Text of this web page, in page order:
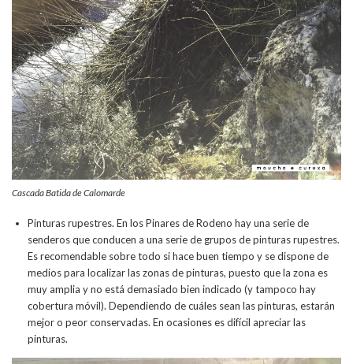
Cascada Batida de Calomarde
Pinturas rupestres. En los Pinares de Rodeno hay una serie de
senderos que conducen a una serie de grupos de pinturas rupestres.
Es recomendable sobre todo si hace buen tiempo y se dispone de
medios para localizar las zonas de pinturas, puesto que la zona es
muy amplia y no está demasiado bien indicado (y tampoco hay
cobertura móvil). Dependiendo de cuáles sean las pinturas, estarán
mejor o peor conservadas. En ocasiones es difícil apreciar las
pinturas.